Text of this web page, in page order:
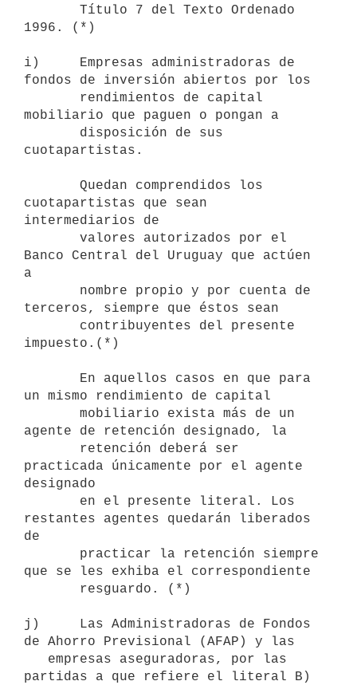
1996. (*)
i)     Empresas administradoras de
fondos de inversión abiertos por los
mobiliario que paguen o pongan a
cuotapartistas.
cuotapartistas que sean
intermediarios de
Banco Central del Uruguay que actúen
a
terceros, siempre que éstos sean
impuesto.(*)
un mismo rendimiento de capital
agente de retención designado, la
practicada únicamente por el agente
designado
restantes agentes quedarán liberados
de
que se les exhiba el correspondiente
j)     Las Administradoras de Fondos
de Ahorro Previsional (AFAP) y las
partidas a que refiere el literal B)